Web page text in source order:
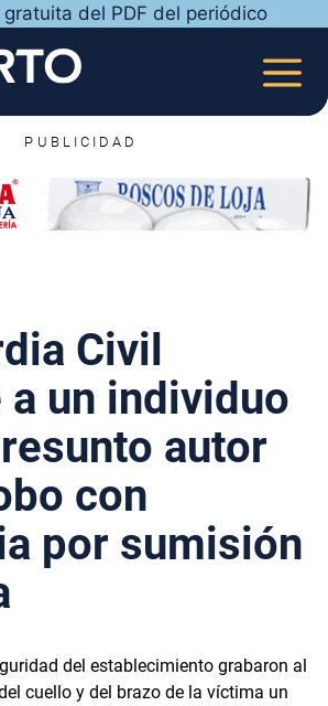
del PDF del periódico
PUBLICIDAD
Civil
un individuo
autor
con
por sumisión
del establecimiento grabaron al
cuello y del brazo de la víctima un